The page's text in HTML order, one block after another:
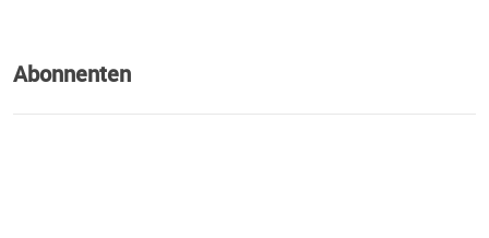
Abonnenten